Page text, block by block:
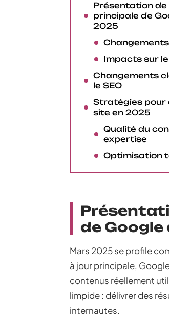
Présentation de
principale de
2025
Impacts sur le
Changements
le SEO
Stratégies pour
site en 2025
Qualité du
expertise
Optimisation
de
Mars 2025 se profile
à jour principale,
contenus réellement
limpide : délivrer des
internautes.